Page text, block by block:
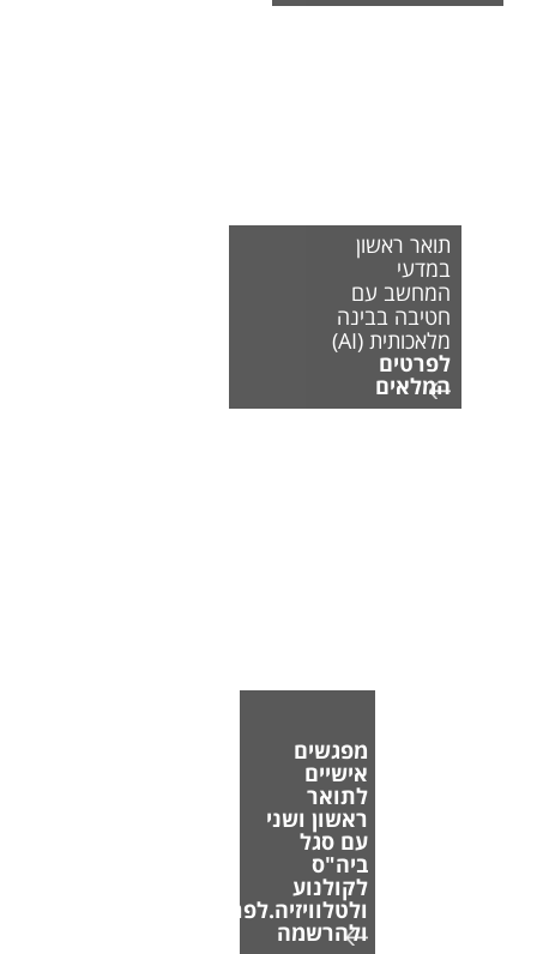
תואר ראשון
במדעי
המחשב עם
חטיבה בבינה
מלאכותית (AI)
לפרטים
המלאים
מפגשים
אישיים
לתואר
ראשון ושני
עם סגל
ביה"ס
לקולנוע
ולטלוויזיה.לפרטים
ולהרשמה